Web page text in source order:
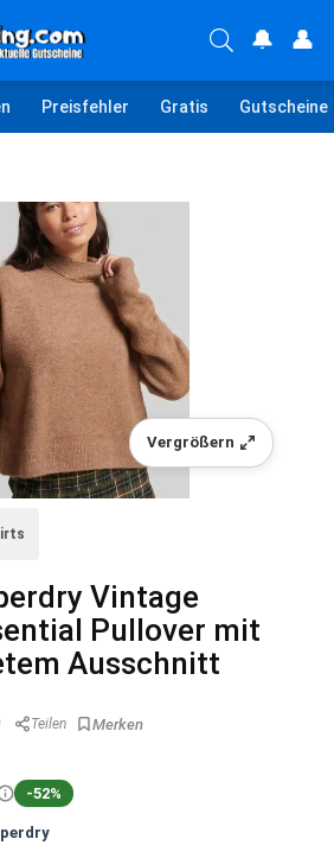
🔔 👤
Preisfehler Gratis Gutscheine
Vergrößern
Vintage
Pullover mit
Ausschnitt
Teilen
-52%